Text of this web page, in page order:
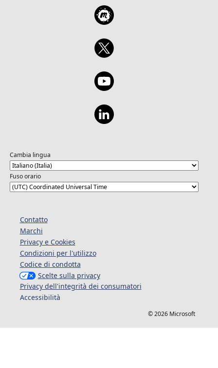
Cambia lingua
Fuso orario
Contatto
Marchi
Privacy e Cookies
Condizioni per l'utilizzo
Codice di condotta
Scelte sulla privacy
Privacy dell'integrità dei consumatori
Accessibilità
© 2026 Microsoft